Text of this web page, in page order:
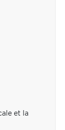
et la